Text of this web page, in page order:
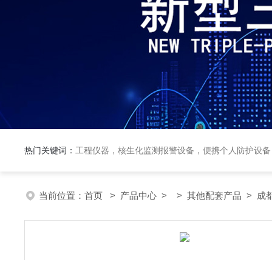
热门关键词： 工程仪器，核生化监测报警设备，便携个人防护设
当前位置： 首页 > 产品中心 > > 其他配套产品 > 成